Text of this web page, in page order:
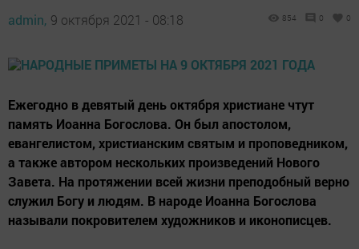
admin, 9 октября 2021 - 08:18 854 0 0
Ежегодно в девятый день октября христиане чтут
память Иоанна Богослова. Он был апостолом,
евангелистом, христианским святым и проповедником,
а также автором нескольких произведений Нового
Завета. На протяжении всей жизни преподобный верно
служил Богу и людям. В народе Иоанна Богослова
называли покровителем художников и иконописцев.